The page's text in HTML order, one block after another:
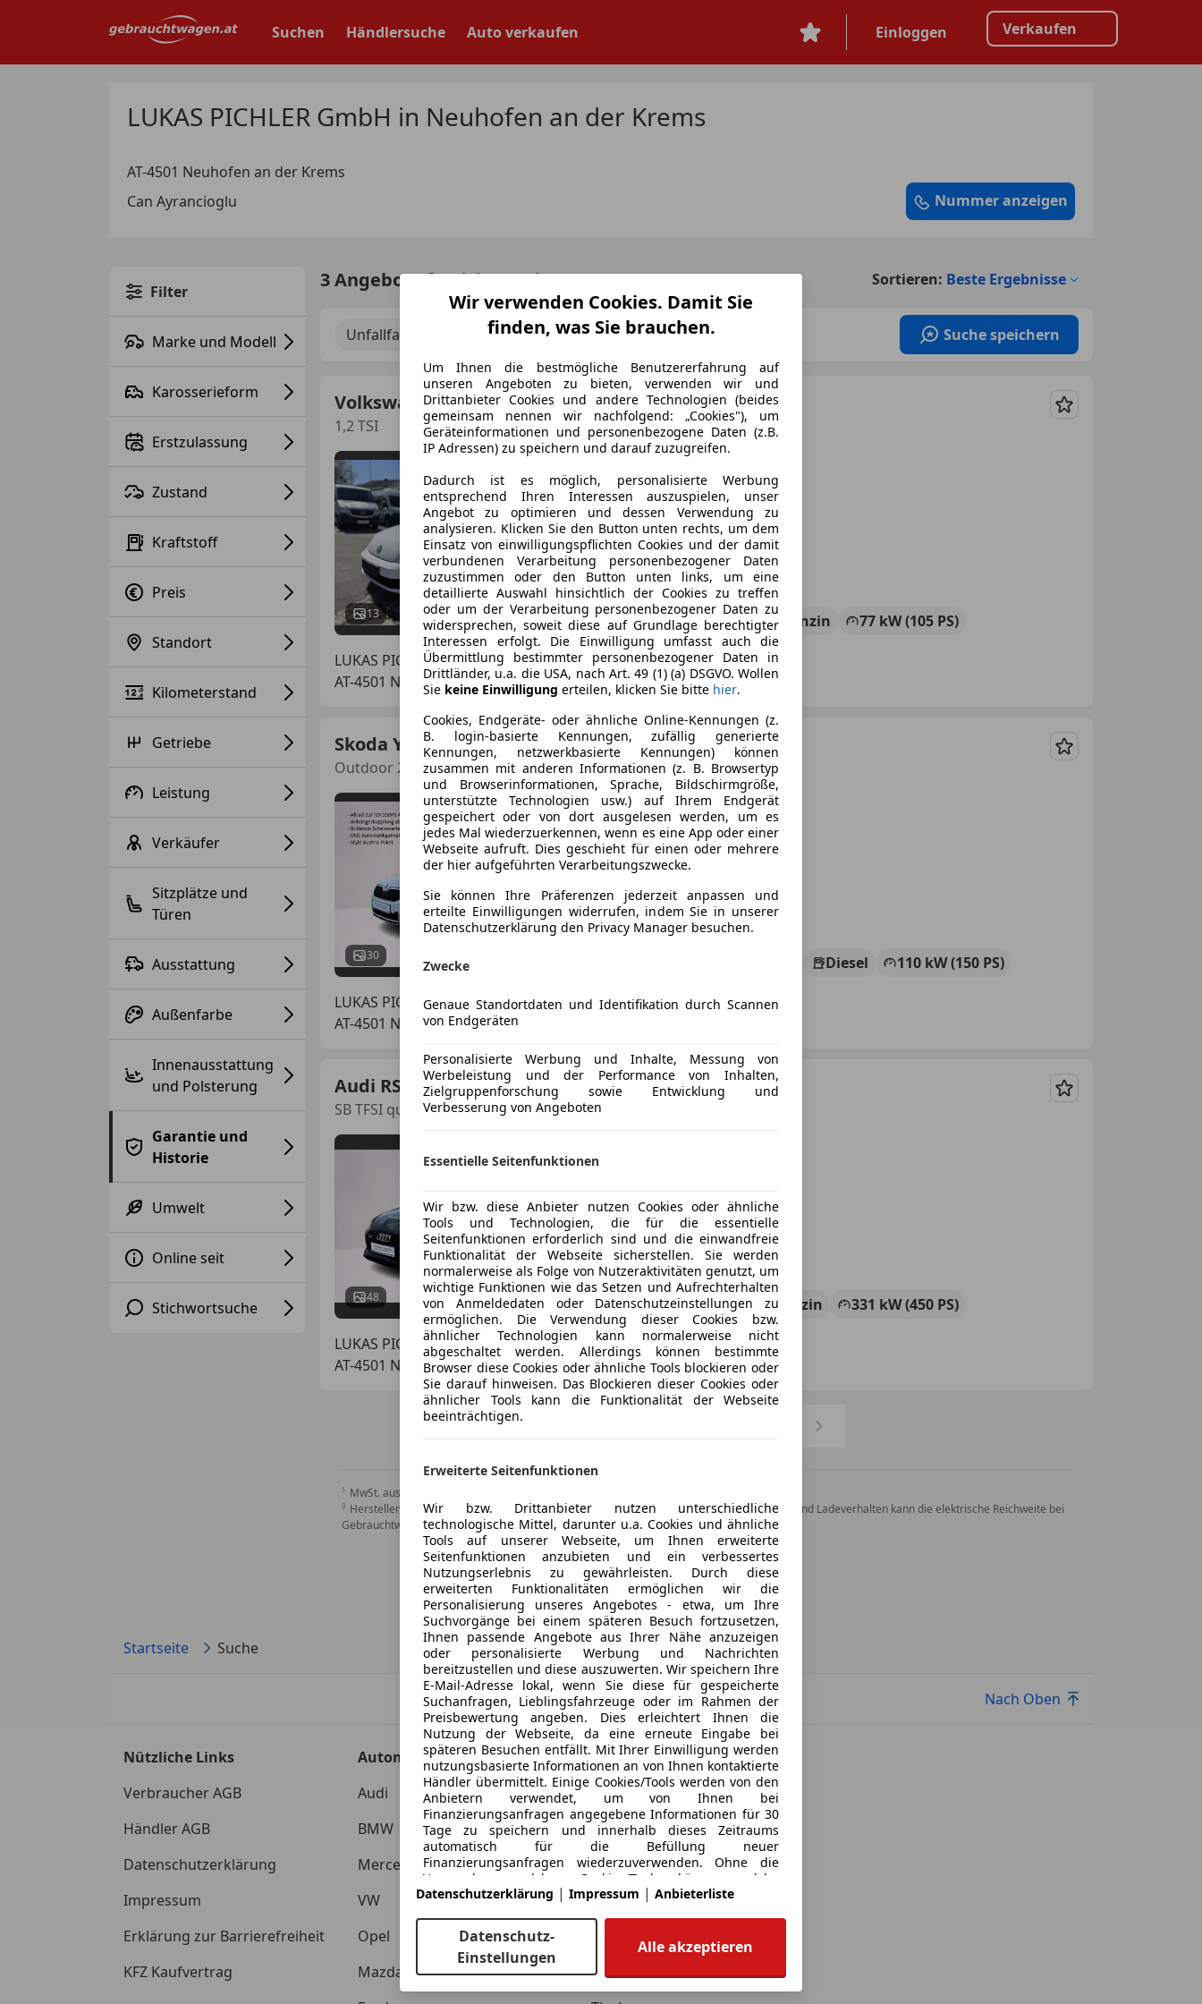
Suchen Händlersuche Auto verkaufen Einloggen Verkaufen
LUKAS PICHLER GmbH in Neuhofen an der Krems
AT-4501 Neuhofen an der Krems
Can Ayrancioglu
Nummer anzeigen
Filter
Marke und Modell
Karosserieform
Erstzulassung
Zustand
Kraftstoff
Preis
Standort
Kilometerstand
Getriebe
Leistung
Verkäufer
Sitzplätze und
Türen
Ausstattung
Außenfarbe
Innenausstattung
und Polsterung
Garantie und
Historie
Umwelt
Online seit
Stichwortsuche
3 Angebotefür deine Suche Sortieren: Beste Ergebnisse
Unfallfahrzeuge anzeigen Suche speichern
Volkswagen Beetle
1,2 TSI
Merken
13
€ 6 490
11/2011 124 500 km Benzin
77 kW (105 PS)
LUKAS PICHLER GmbH
AT-4501 Neuhofen an der Krems
Skoda Yeti
Outdoor 2,0 TDI SCR 4x4 Style DSG
Merken
30
€ 15 500
Diesel
110 kW (150 PS)
LUKAS PICHLER GmbH
AT-4501 Neuhofen an der Krems
Audi RS5
SB TFSI quattro tiptronic
Merken
48
€ 62 800
08/2019 51 100 km Benzin
331 kW (450 PS)
LUKAS PICHLER GmbH
AT-4501 Neuhofen an der Krems
MwSt. ausweisbar
Herstellerangabe für Neufahrzeuge. Je nach Kilometerstand, Fahrverhalten, Batteriealter und Ladeverhalten kann die elektrische Reichweite bei
Gebrauchtwagen deutlich abweichen.
Startseite Suche
Nach Oben
Nützliche Links
Verbraucher AGB
Händler AGB
Datenschutzerklärung
Impressum
Erklärung zur Barrierefreiheit
KFZ Kaufvertrag
Automarken
Audi
BMW
Mercedes
VW
Opel
Mazda
Bundesländer
Burgenland
Kärnten
Niederösterreich
Oberösterreich
Steiermark
Wir verwenden Cookies. Damit Sie
finden, was Sie brauchen.
Um Ihnen die bestmögliche Benutzererfahrung auf
unseren Angeboten zu bieten, verwenden wir und
Drittanbieter Cookies und andere Technologien (beides
gemeinsam nennen wir nachfolgend: „Cookies"), um
Geräteinformationen und personenbezogene Daten (z.B.
IP Adressen) zu speichern und darauf zuzugreifen.
Dadurch ist es möglich, personalisierte Werbung
entsprechend Ihren Interessen auszuspielen, unser
Angebot zu optimieren und dessen Verwendung zu
analysieren. Klicken Sie den Button unten rechts, um dem
Einsatz von einwilligungspflichten Cookies und der damit
verbundenen Verarbeitung personenbezogener Daten
zuzustimmen oder den Button unten links, um eine
detaillierte Auswahl hinsichtlich der Cookies zu treffen
oder um der Verarbeitung personenbezogener Daten zu
widersprechen, soweit diese auf Grundlage berechtigter
Interessen erfolgt. Die Einwilligung umfasst auch die
Übermittlung bestimmter personenbezogener Daten in
Drittländer, u.a. die USA, nach Art. 49 (1) (a) DSGVO. Wollen
Sie keine Einwilligung erteilen, klicken Sie bitte hier.
Cookies, Endgeräte- oder ähnliche Online-Kennungen (z.
B. login-basierte Kennungen, zufällig generierte
Kennungen, netzwerkbasierte Kennungen) können
zusammen mit anderen Informationen (z. B. Browsertyp
und Browserinformationen, Sprache, Bildschirmgröße,
unterstützte Technologien usw.) auf Ihrem Endgerät
gespeichert oder von dort ausgelesen werden, um es
jedes Mal wiederzuerkennen, wenn es eine App oder einer
Webseite aufruft. Dies geschieht für einen oder mehrere
der hier aufgeführten Verarbeitungszwecke.
Sie können Ihre Präferenzen jederzeit anpassen und
erteilte Einwilligungen widerrufen, indem Sie in unserer
Datenschutzerklärung den Privacy Manager besuchen.
Zwecke
Genaue Standortdaten und Identifikation durch Scannen
von Endgeräten
Personalisierte Werbung und Inhalte, Messung von
Werbeleistung und der Performance von Inhalten,
Zielgruppenforschung sowie Entwicklung und
Verbesserung von Angeboten
Essentielle Seitenfunktionen
Wir bzw. diese Anbieter nutzen Cookies oder ähnliche
Tools und Technologien, die für die essentielle
Seitenfunktionen erforderlich sind und die einwandfreie
Funktionalität der Webseite sicherstellen. Sie werden
normalerweise als Folge von Nutzeraktivitäten genutzt, um
wichtige Funktionen wie das Setzen und Aufrechterhalten
von Anmeldedaten oder Datenschutzeinstellungen zu
ermöglichen. Die Verwendung dieser Cookies bzw.
ähnlicher Technologien kann normalerweise nicht
abgeschaltet werden. Allerdings können bestimmte
Browser diese Cookies oder ähnliche Tools blockieren oder
Sie darauf hinweisen. Das Blockieren dieser Cookies oder
ähnlicher Tools kann die Funktionalität der Webseite
beeinträchtigen.
Erweiterte Seitenfunktionen
Wir bzw. Drittanbieter nutzen unterschiedliche
technologische Mittel, darunter u.a. Cookies und ähnliche
Tools auf unserer Webseite, um Ihnen erweiterte
Seitenfunktionen anzubieten und ein verbessertes
Nutzungserlebnis zu gewährleisten. Durch diese
erweiterten Funktionalitäten ermöglichen wir die
Personalisierung unseres Angebotes - etwa, um Ihre
Suchvorgänge bei einem späteren Besuch fortzusetzen,
Ihnen passende Angebote aus Ihrer Nähe anzuzeigen
oder personalisierte Werbung und Nachrichten
bereitzustellen und diese auszuwerten. Wir speichern Ihre
E-Mail-Adresse lokal, wenn Sie diese für gespeicherte
Suchanfragen, Lieblingsfahrzeuge oder im Rahmen der
Preisbewertung angeben. Dies erleichtert Ihnen die
Nutzung der Webseite, da eine erneute Eingabe bei
späteren Besuchen entfällt. Mit Ihrer Einwilligung werden
nutzungsbasierte Informationen an von Ihnen kontaktierte
Händler übermittelt. Einige Cookies/Tools werden von den
Anbietern verwendet, um von Ihnen bei
Finanzierungsanfragen angegebene Informationen für 30
Tage zu speichern und innerhalb dieses Zeitraums
automatisch für die Befüllung neuer
Finanzierungsanfragen wiederzuverwenden. Ohne die
Verwendung solcher Cookies/Tools können solche
erweiterten Funktionen ganz oder teilweise nicht genutzt
Wir arbeiten mit 224 Anbietern zusammen.
Datenschutzerklärung | Impressum | Anbieterliste
Datenschutz-
Einstellungen
Alle akzeptieren